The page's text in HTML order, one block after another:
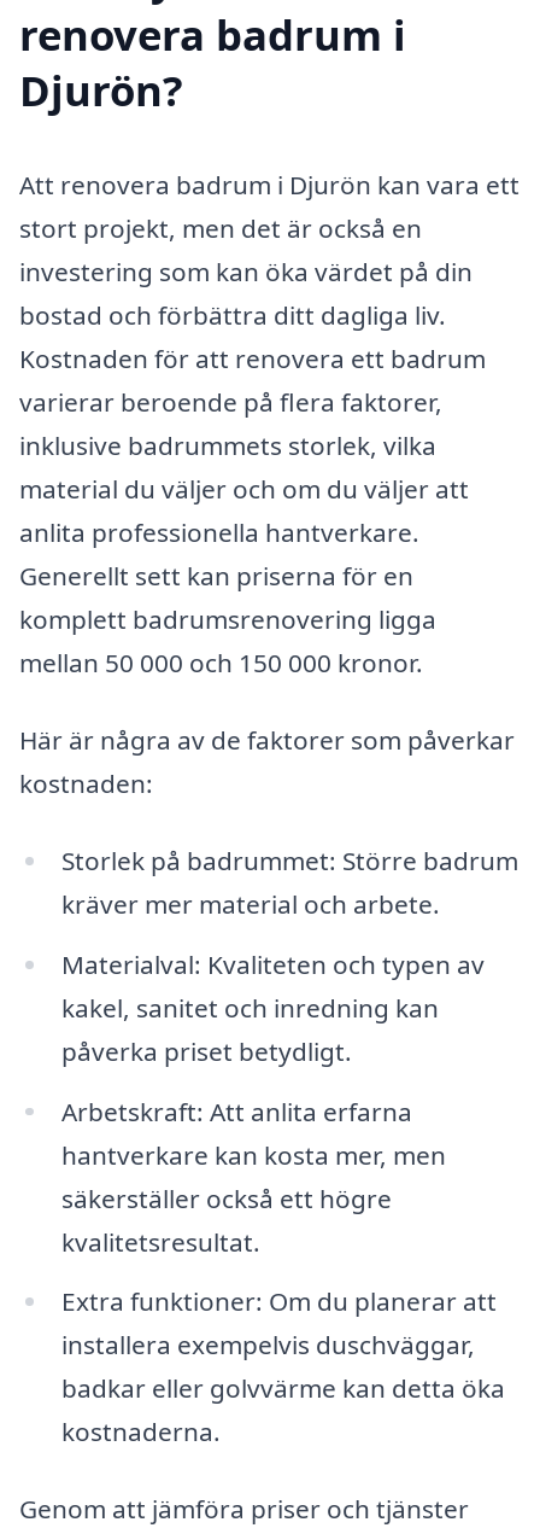
renovera badrum i
Djurön?
Att renovera badrum i Djurön kan vara ett
stort projekt, men det är också en
investering som kan öka värdet på din
bostad och förbättra ditt dagliga liv.
Kostnaden för att renovera ett badrum
varierar beroende på flera faktorer,
inklusive badrummets storlek, vilka
material du väljer och om du väljer att
anlita professionella hantverkare.
Generellt sett kan priserna för en
komplett badrumsrenovering ligga
mellan 50 000 och 150 000 kronor.
Här är några av de faktorer som påverkar
kostnaden:
Storlek på badrummet: Större badrum
kräver mer material och arbete.
Materialval: Kvaliteten och typen av
kakel, sanitet och inredning kan
påverka priset betydligt.
Arbetskraft: Att anlita erfarna
hantverkare kan kosta mer, men
säkerställer också ett högre
kvalitetsresultat.
Extra funktioner: Om du planerar att
installera exempelvis duschväggar,
badkar eller golvvärme kan detta öka
kostnaderna.
Genom att jämföra priser och tjänster